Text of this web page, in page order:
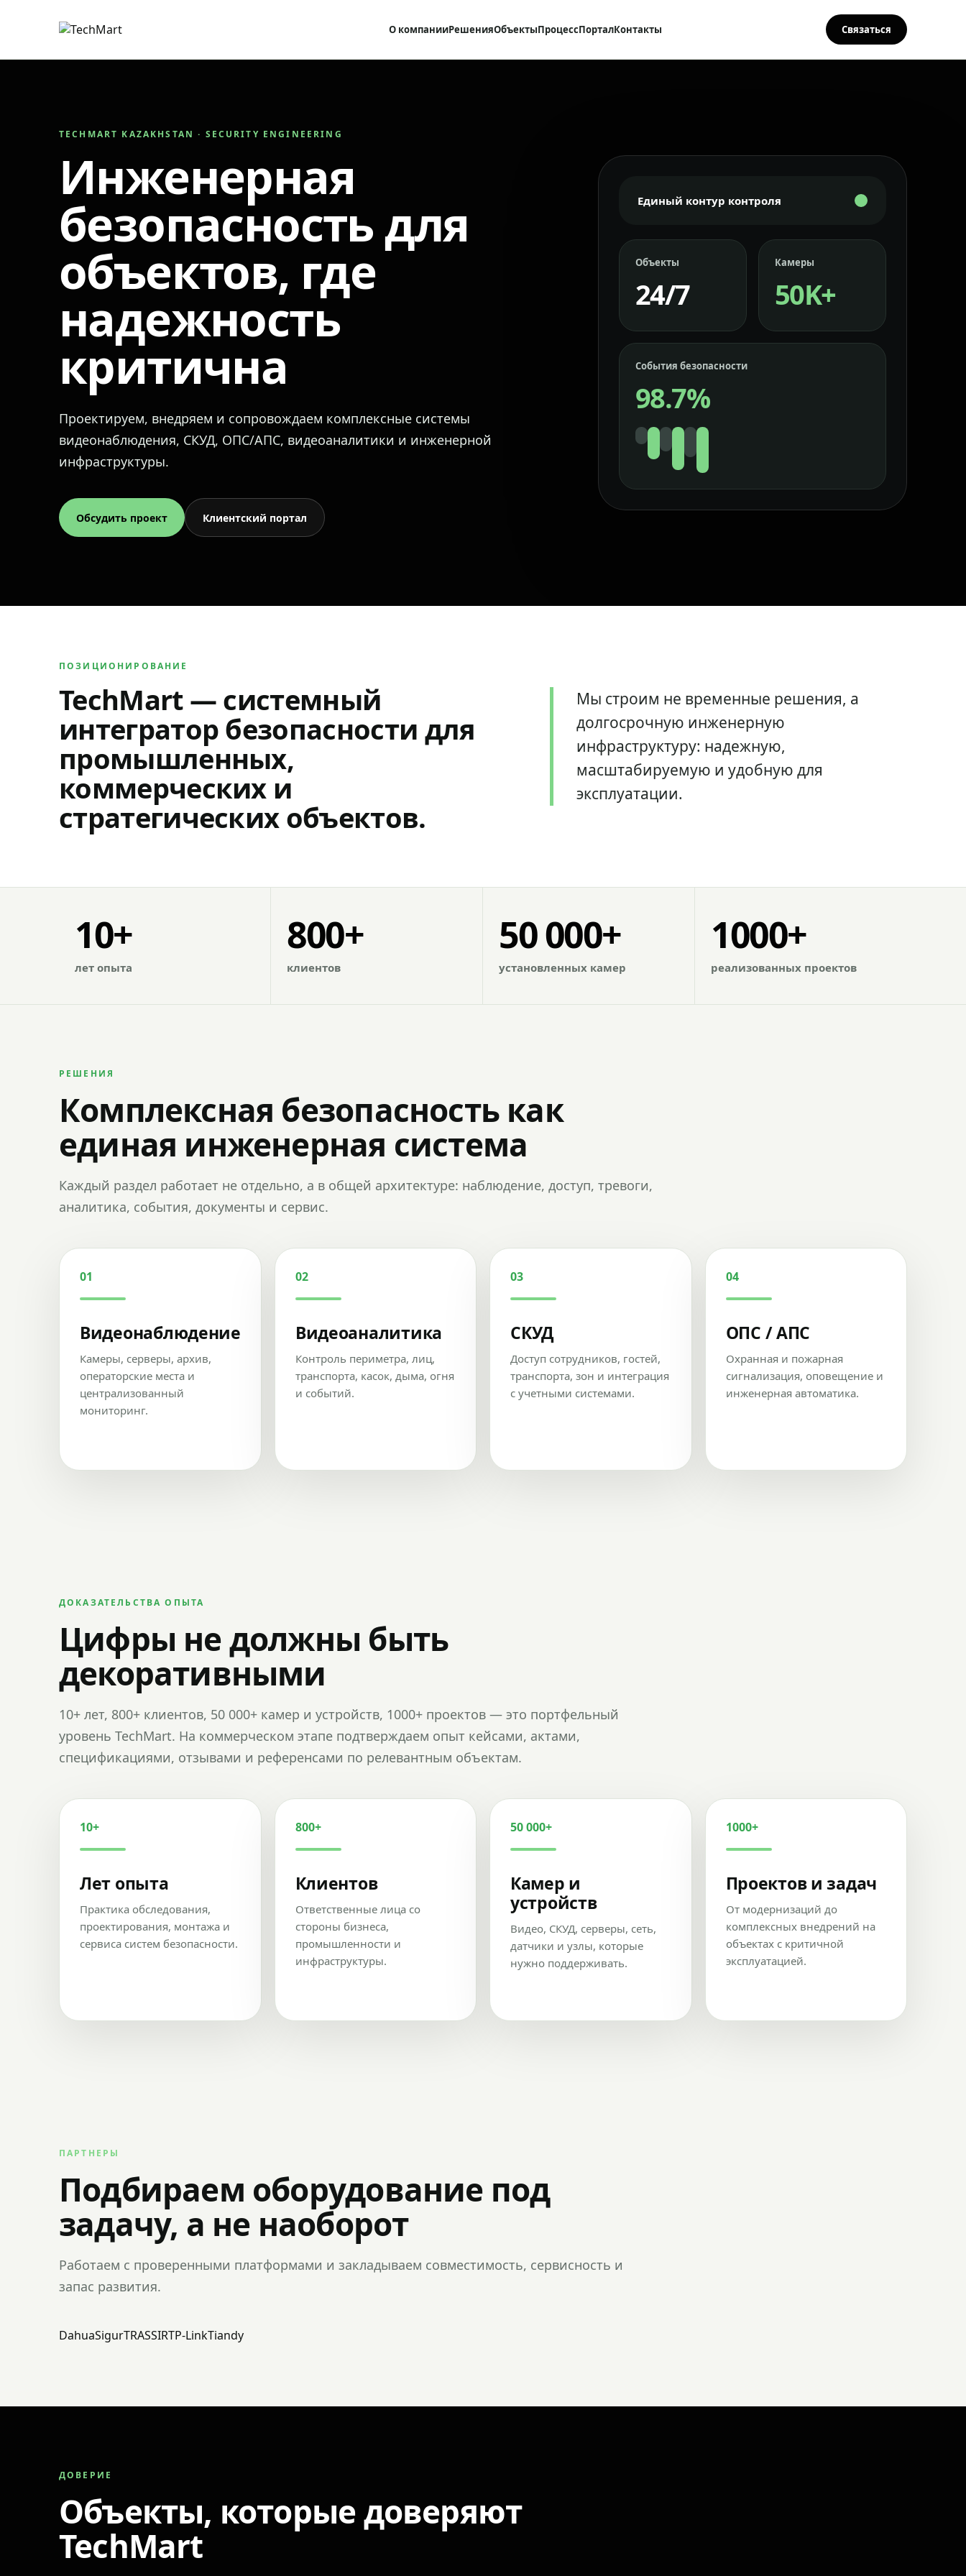
О компанииРешенияОбъектыПроцессПорталКонтакты Связаться
TECHMART KAZAKHSTAN · SECURITY ENGINEERING
Инженерная
безопасность для
объектов, где
надежность
критична
Проектируем, внедряем и сопровождаем комплексные системы
видеонаблюдения, СКУД, ОПС/АПС, видеоаналитики и инженерной
инфраструктуры.
Обсудить проект Клиентский портал
Единый контур контроля
Объекты
24/7
Камеры
50K+
События безопасности
98.7%
ПОЗИЦИОНИРОВАНИЕ
TechMart — системный
интегратор безопасности для
промышленных,
коммерческих и
стратегических объектов.
Мы строим не временные решения, а
долгосрочную инженерную
инфраструктуру: надежную,
масштабируемую и удобную для
эксплуатации.
10+
лет опыта
800+
клиентов
50 000+
установленных камер
1000+
реализованных проектов
РЕШЕНИЯ
Комплексная безопасность как
единая инженерная система
Каждый раздел работает не отдельно, а в общей архитектуре: наблюдение, доступ, тревоги,
аналитика, события, документы и сервис.
01
Видеонаблюдение
Камеры, серверы, архив,
операторские места и
централизованный
мониторинг.
02
Видеоаналитика
Контроль периметра, лиц,
транспорта, касок, дыма, огня
и событий.
03
СКУД
Доступ сотрудников, гостей,
транспорта, зон и интеграция
с учетными системами.
04
ОПС / АПС
Охранная и пожарная
сигнализация, оповещение и
инженерная автоматика.
ДОКАЗАТЕЛЬСТВА ОПЫТА
Цифры не должны быть
декоративными
10+ лет, 800+ клиентов, 50 000+ камер и устройств, 1000+ проектов — это портфельный
уровень TechMart. На коммерческом этапе подтверждаем опыт кейсами, актами,
спецификациями, отзывами и референсами по релевантным объектам.
10+
Лет опыта
Практика обследования,
проектирования, монтажа и
сервиса систем безопасности.
800+
Клиентов
Ответственные лица со
стороны бизнеса,
промышленности и
инфраструктуры.
50 000+
Камер и
устройств
Видео, СКУД, серверы, сеть,
датчики и узлы, которые
нужно поддерживать.
1000+
Проектов и задач
От модернизаций до
комплексных внедрений на
объектах с критичной
эксплуатацией.
ПАРТНЕРЫ
Подбираем оборудование под
задачу, а не наоборот
Работаем с проверенными платформами и закладываем совместимость, сервисность и
запас развития.
DahuaSigurTRASSIRTP-LinkTiandy
ДОВЕРИЕ
Объекты, которые доверяют
TechMart